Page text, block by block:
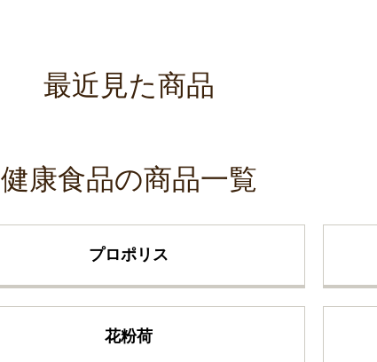
最近見た商品
健康食品の商品一覧
プロポリス
花粉荷